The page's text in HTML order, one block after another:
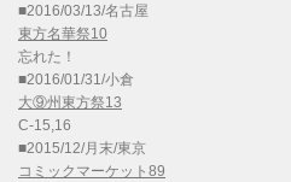
■2016/03/13/名古屋
東方名華祭10
忘れた！
■2016/01/31/小倉
大⑨州東方祭13
C-15,16
■2015/12/月末/東京
コミックマーケット89